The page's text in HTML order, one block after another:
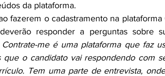
da plataforma.
fazerem o cadastramento na
responder a perguntas sobre
me é uma plataforma que faz
que o candidato vai respondendo com
Tem uma parte de entrevista,